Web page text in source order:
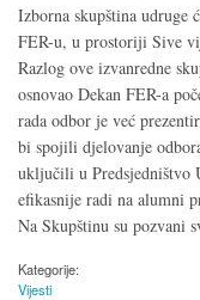
Izborna skupština udruge
FER-u, u prostoriji Sive
Razlog ove izvanredne
osnovao Dekan FER-a
rada odbor je već
bi spojili djelovanje
uključili u Predsjedništvo
efikasnije radi na alumni
Na Skupštinu su pozvani
Kategorije:
Vijesti